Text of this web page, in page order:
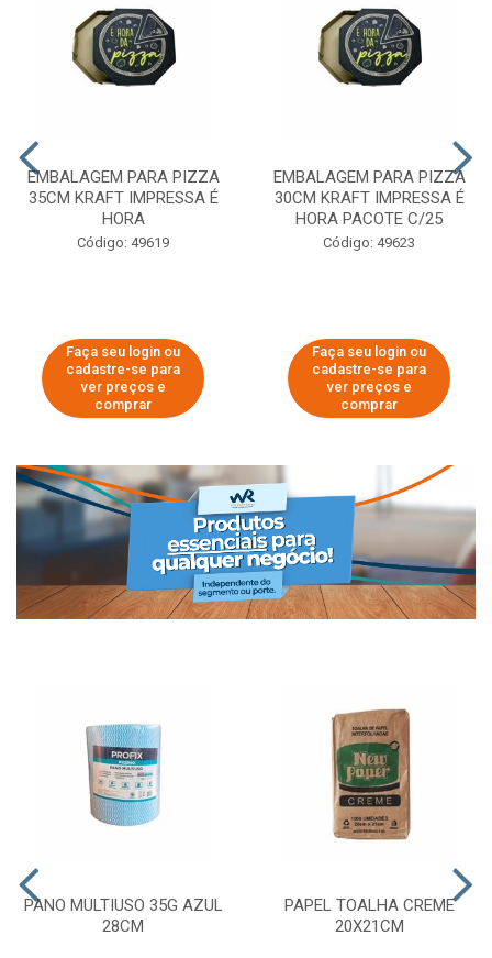
EMBALAGEM PARA PIZZA
35CM KRAFT IMPRESSA É
HORA
Código: 49619
Faça seu login ou
cadastre-se para
ver preços e
comprar
EMBALAGEM PARA PIZZA
30CM KRAFT IMPRESSA É
HORA PACOTE C/25
Código: 49623
Faça seu login ou
cadastre-se para
ver preços e
comprar
PANO MULTIUSO 35G AZUL
28CM
PAPEL TOALHA CREME
20X21CM